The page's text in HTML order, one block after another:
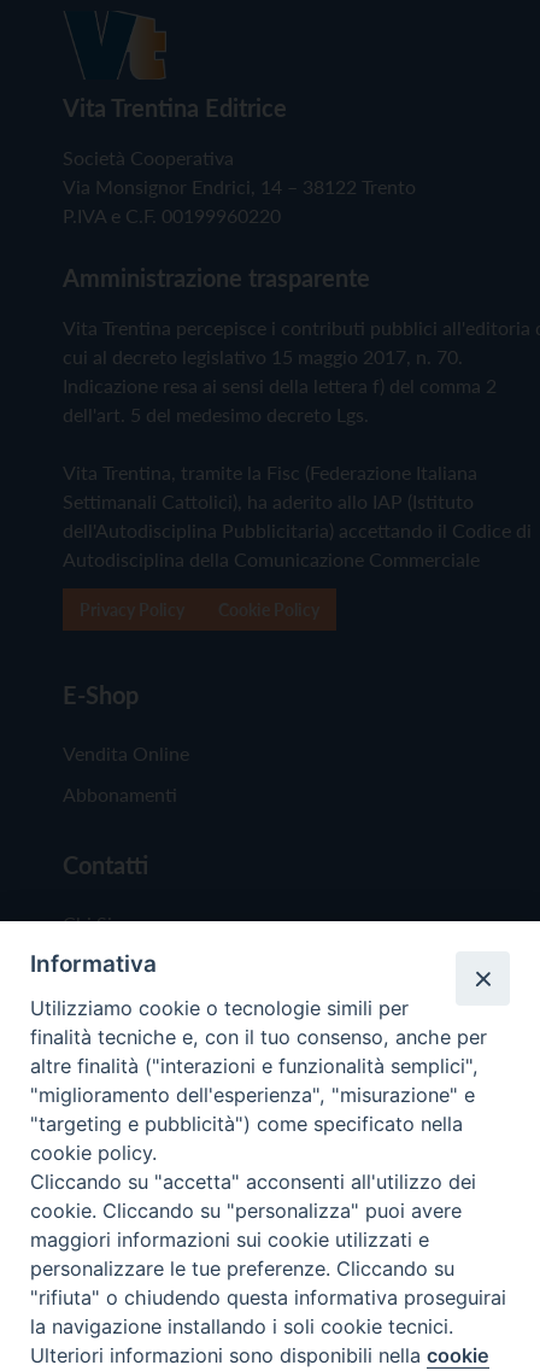
Vita Trentina Editrice
Società Cooperativa
Via Monsignor Endrici, 14 – 38122 Trento
P.IVA e C.F. 00199960220
Amministrazione trasparente
Vita Trentina percepisce i contributi pubblici all'editoria
cui al decreto legislativo 15 maggio 2017, n. 70.
Indicazione resa ai sensi della lettera f) del comma 2
dell'art. 5 del medesimo decreto Lgs.
Vita Trentina, tramite la Fisc (Federazione Italiana
Settimanali Cattolici), ha aderito allo IAP (Istituto
dell'Autodisciplina Pubblicitaria) accettando il Codice di
Autodisciplina della Comunicazione Commerciale
E-Shop
Vendita Online
Abbonamenti
Contatti
Chi Siamo
Redazione
Scrivici
Copyright © 2019 - Tutti i diritti riservati - Vita
Trentina Editrice
Privacy Policy
Torna
Preferenze Cookie
Informativa
Utilizziamo cookie o tecnologie simili per
finalità tecniche e, con il tuo consenso, anche per
altre finalità ("interazioni e funzionalità semplici",
"miglioramento dell'esperienza", "misurazione" e
"targeting e pubblicità") come specificato nella
cookie policy.
Cliccando su "accetta" acconsenti all'utilizzo dei
cookie. Cliccando su "personalizza" puoi avere
maggiori informazioni sui cookie utilizzati e
personalizzare le tue preferenze. Cliccando su
"rifiuta" o chiudendo questa informativa proseguirai
la navigazione installando i soli cookie tecnici.
Ulteriori informazioni sono disponibili nellacookie